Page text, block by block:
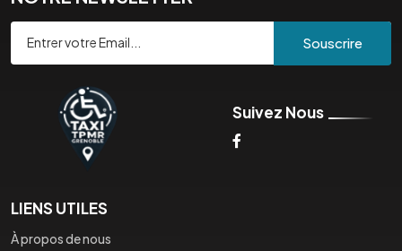
Souscrire
Suivez Nous
LIENS UTILES
À propos de nous